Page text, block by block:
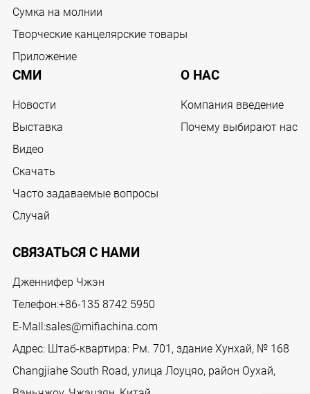
Сумка на молнии
Творческие канцелярские товары
Приложение
СМИ
Новости
Выставка
Видео
Скачать
Часто задаваемые вопросы
Случай
О НАС
Компания введение
Почему выбирают нас
СВЯЗАТЬСЯ С НАМИ
Дженнифер Чжэн
Телефон:+86-135 8742 5950
E-Mall:sales@mifiachina.com
Адрес: Штаб-квартира: Рм. 701, здание Хунхай, № 168
Changjiahe South Road, улица Лоуцяо, район Оухай,